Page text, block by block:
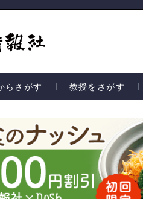
らさがす 教授をさがす